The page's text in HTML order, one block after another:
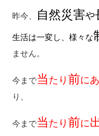
昨今、 自然災害や
生活は一変し、様々な
ません。
今まで当たり前に
り、
今まで当たり前に